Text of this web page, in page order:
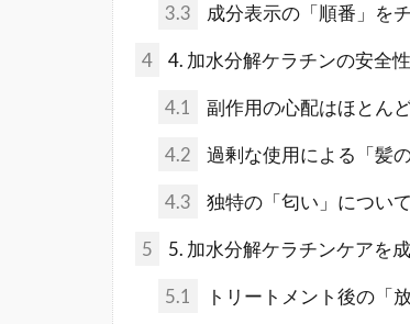
3.3 成分表示の「順番」を
4 4. 加水分解ケラチンの安全
4.1 副作用の心配はほとん
4.2 過剰な使用による「髪
4.3 独特の「匂い」について
5 5. 加水分解ケラチンケアを
5.1 トリートメント後の「